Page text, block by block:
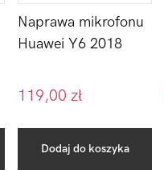
Naprawa mikrofonu
Huawei Y6 2018
119,00zł
Dodaj do koszyka